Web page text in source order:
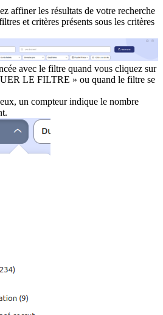
affiner les résultats de votre recherche
et critères présents sous les critères
avec le filtre quand vous cliquez sur
LE FILTRE » ou quand le filtre se
un compteur indique le nombre